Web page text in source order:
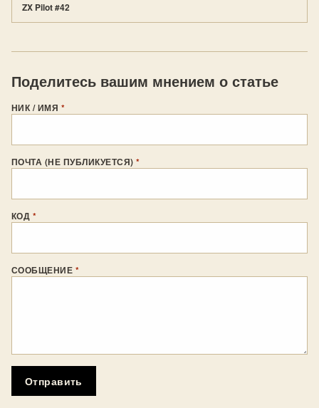
ZX Pilot #42
Поделитесь вашим мнением о статье
НИК / ИМЯ *
ПОЧТА (НЕ ПУБЛИКУЕТСЯ)*
КОД *
СООБЩЕНИЕ *
Отправить